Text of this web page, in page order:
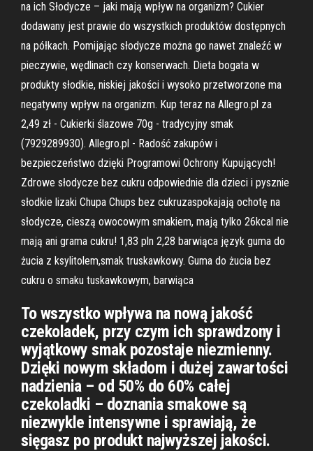
na ich Słodycze – jaki mają wpływ na organizm? Cukier
dodawany jest prawie do wszystkich produktów dostępnych
na półkach. Pomijając słodycze można go nawet znaleźć w
pieczywie, wędlinach czy konserwach. Dieta bogata w
produkty słodkie, niskiej jakości i wysoko przetworzone ma
negatywny wpływ na organizm. Kup teraz na Allegro.pl za
2,49 zł - Cukierki ślazowe 70g - tradycyjny smak
(7929289930). Allegro.pl - Radość zakupów i
bezpieczeństwo dzięki Programowi Ochrony Kupujących!
Zdrowe słodycze bez cukru odpowiednie dla dzieci i pysznie
słodkie lizaki Chupa Chups bez cukruzaspokajają ochotę na
słodycze, cieszą owocowym smakiem, mają tylko 26kcal nie
mają ani grama cukru! 1,83 pln 2,28 barwiąca język guma do
żucia z ksylitolem,smak truskawkowy. Guma do żucia bez
cukru o smaku tuskawkowym, barwiąca
To wszystko wpływa na nową jakość
czekoladek, przy czym ich sprawdzony i
wyjątkowy smak pozostaje niezmienny.
Dzięki nowym składom i dużej zawartości
nadzienia – od 50% do 60% całej
czekoladki – doznania smakowe są
niezwykle intensywne i sprawiają, że
sięgasz po produkt najwyższej jakości.